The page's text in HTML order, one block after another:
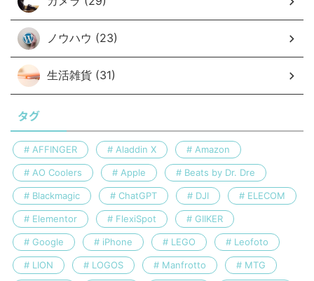
ノウハウ (23)
生活雑貨 (31)
タグ
AFFINGER Aladdin X Amazon
AO Coolers Apple Beats by Dr. Dre
Blackmagic ChatGPT DJI ELECOM
Elementor FlexiSpot GIIKER
Google iPhone LEGO Leofoto
LION LOGOS Manfrotto MTG